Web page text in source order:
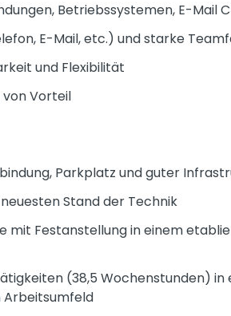
Betriebssystemen, E-Mail
E-Mail, etc.) und starke
und Flexibilität
Vorteil
Parkplatz und guter
Stand der Technik
mit Festanstellung in einem
(38,5 Wochenstunden) in
Arbeitsumfeld